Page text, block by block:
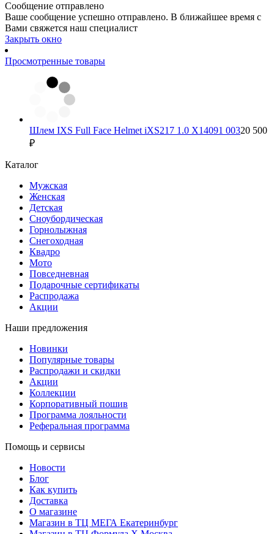
Сообщение отправлено
Ваше сообщение успешно отправлено. В ближайшее время с
Вами свяжется наш специалист
Закрыть окно
Просмотренные товары
Шлем IXS Full Face Helmet iXS217 1.0 X14091 00320 500
₽
Каталог
Мужская
Женская
Детская
Сноубордическая
Горнолыжная
Снегоходная
Квадро
Мото
Повседневная
Подарочные сертификаты
Распродажа
Акции
Наши предложения
Новинки
Популярные товары
Распродажи и скидки
Акции
Коллекции
Корпоративный пошив
Программа лояльности
Реферальная программа
Помощь и сервисы
Новости
Блог
Как купить
Доставка
О магазине
Магазин в ТЦ МЕГА Екатеринбург